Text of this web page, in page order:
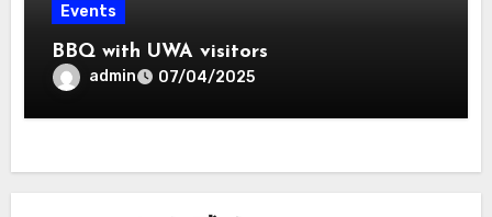
Events
BBQ with UWA visitors
admin 07/04/2025